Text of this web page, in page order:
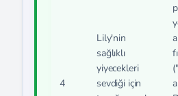
4
Lily'nin
sağlıklı
yiyecekleri
sevdiği için